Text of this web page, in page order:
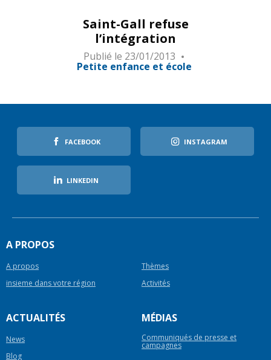
Saint-Gall refuse
l’intégration
Publié le 23/01/2013
Petite enfance et école
FACEBOOK INSTAGRAM
LINKEDIN
A PROPOS
A propos
Thèmes
insieme dans votre région
Activités
ACTUALITÉS
News
Blog
MÉDIAS
Communiqués de presse et
campagnes